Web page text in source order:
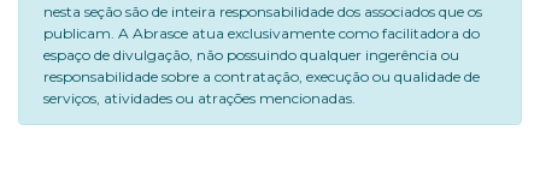
nesta seção são de inteira responsabilidade dos associados que os
publicam. A Abrasce atua exclusivamente como facilitadora do
espaço de divulgação, não possuindo qualquer ingerência ou
responsabilidade sobre a contratação, execução ou qualidade de
serviços, atividades ou atrações mencionadas.